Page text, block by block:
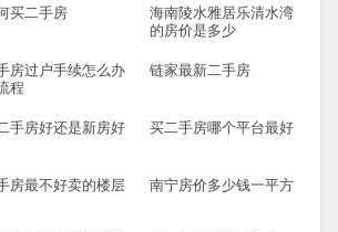
买二手房
海南陵水雅居乐清水湾
的房价是多少
房过户手续怎么办
程
链家最新二手房
手房好还是新房好 买二手房哪个平台最好
房最不好卖的楼层 南宁房价多少钱一平方